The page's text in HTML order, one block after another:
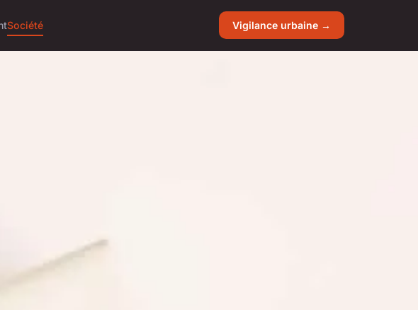
Société Vigilance urbaine →